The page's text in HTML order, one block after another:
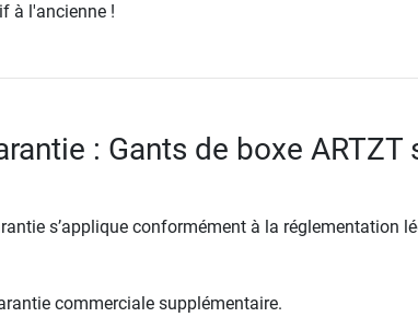
à l'ancienne !
: Gants de boxe ARTZT
s’applique conformément à la réglementation
commerciale supplémentaire.